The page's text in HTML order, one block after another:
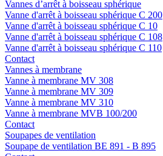
Vannes d’arrêt à boisseau sphérique
Vanne d'arrêt à boisseau sphérique C 200
Vanne d'arrêt à boisseau sphérique C 10
Vanne d'arrêt à boisseau sphérique C 108
Vanne d'arrêt à boisseau sphérique C 110
Contact
Vannes à membrane
Vanne à membrane MV 308
Vanne à membrane MV 309
Vanne à membrane MV 310
Vanne à membrane MVB 100/200
Contact
Soupapes de ventilation
Soupape de ventilation BE 891 - B 895